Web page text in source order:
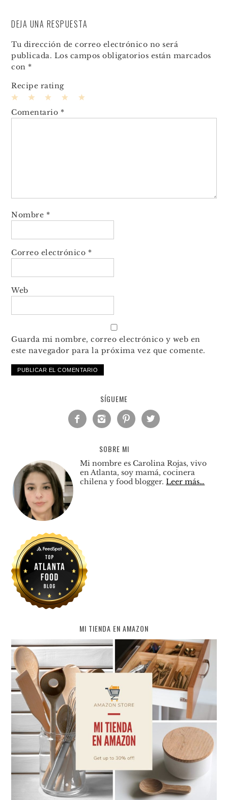
DEJA UNA RESPUESTA
Tu dirección de correo electrónico no será
publicada. Los campos obligatorios están marcados
con *
Recipe rating
Stars
4
Stars
3
Stars
2
Stars
1
Star
Comentario *
Nombre *
Correo electrónico *
Web
Guarda mi nombre, correo electrónico y web en
este navegador para la próxima vez que comente.
SÍGUEME
   
SOBRE MI
Mi nombre es Carolina Rojas, vivo
en Atlanta, soy mamá, cocinera
chilena y food blogger.Leer más…
MI TIENDA EN AMAZON